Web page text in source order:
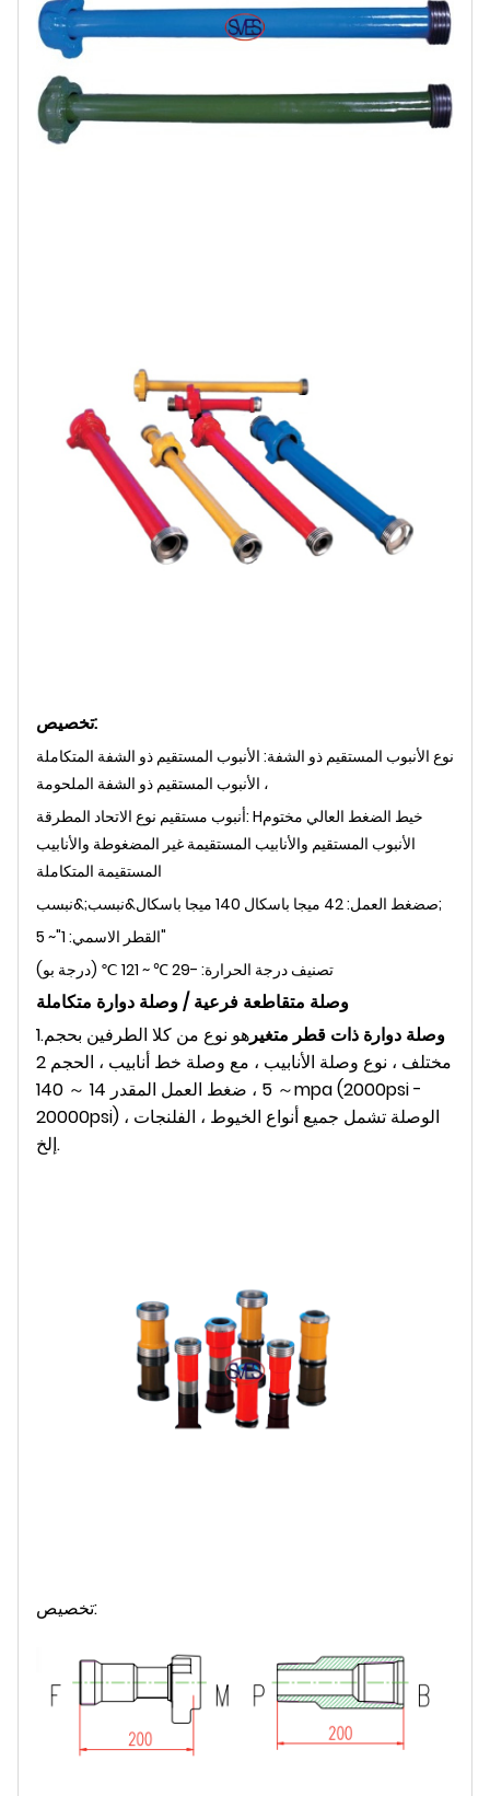
تخصيص:
نوع الأنبوب المستقيم ذو الشفة: الأنبوب المستقيم ذو الشفة المتكاملة
، الأنبوب المستقيم ذو الشفة الملحومة
أنبوب مستقيم نوع الاتحاد المطرقة: Hخيط الضغط العالي مختوم
الأنبوب المستقيم والأنابيب المستقيمة غير المضغوطة والأنابيب
المستقيمة المتكاملة
صضغط العمل: 42 ميجا باسكال 140 ميجا باسكال&نبسب;&نبسب;
القطر الاسمي: 1"~ 5"
تصنيف درجة الحرارة: -29 ℃ ~ 121 ℃ (درجة بو)
وصلة متقاطعة فرعية / وصلة دوارة متكاملة
1.
وصلة دوارة ذات قطر متغيرهو نوع من كلا الطرفين بحجم
مختلف ، نوع وصلة الأنابيب ، مع وصلة خط أنابيب ، الحجم 2
～ 5 ، ضغط العمل المقدر 14 ～ 140mpa (2000psi -
20000psi) ، الوصلة تشمل جميع أنواع الخيوط ، الفلنجات
إلخ.
تخصيص: